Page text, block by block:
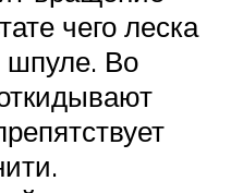
чего леска
шпуле. Во